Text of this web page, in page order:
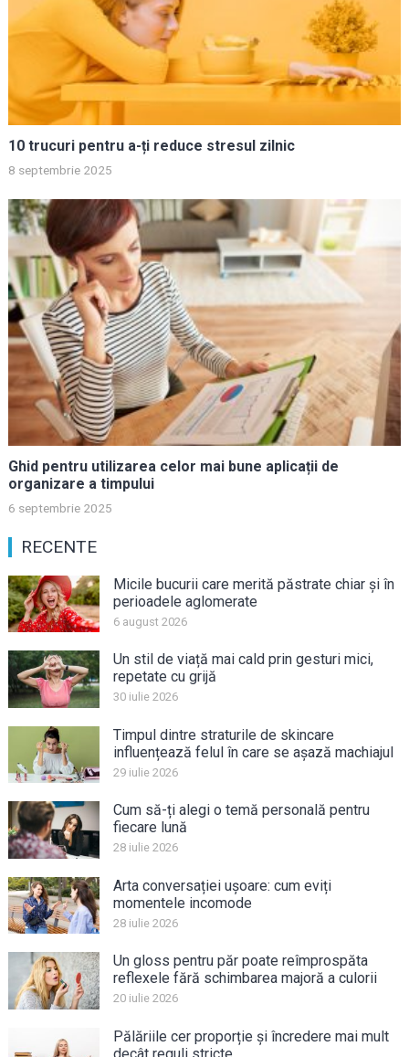
10 trucuri pentru a-ți reduce stresul zilnic
8 septembrie 2025
Ghid pentru utilizarea celor mai bune aplicații de
organizare a timpului
6 septembrie 2025
RECENTE
Micile bucurii care merită păstrate chiar și în
perioadele aglomerate
6 august 2026
Un stil de viață mai cald prin gesturi mici,
repetate cu grijă
30 iulie 2026
Timpul dintre straturile de skincare
influențează felul în care se așază machiajul
29 iulie 2026
Cum să-ți alegi o temă personală pentru
fiecare lună
28 iulie 2026
Arta conversației ușoare: cum eviți
momentele incomode
28 iulie 2026
Un gloss pentru păr poate reîmprospăta
reflexele fără schimbarea majoră a culorii
20 iulie 2026
Pălăriile cer proporție și încredere mai mult